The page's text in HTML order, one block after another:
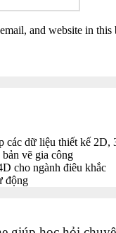
and website in
các dữ liệu thiết kế 2D,
vẽ gia công
cho ngành điêu khắc
động